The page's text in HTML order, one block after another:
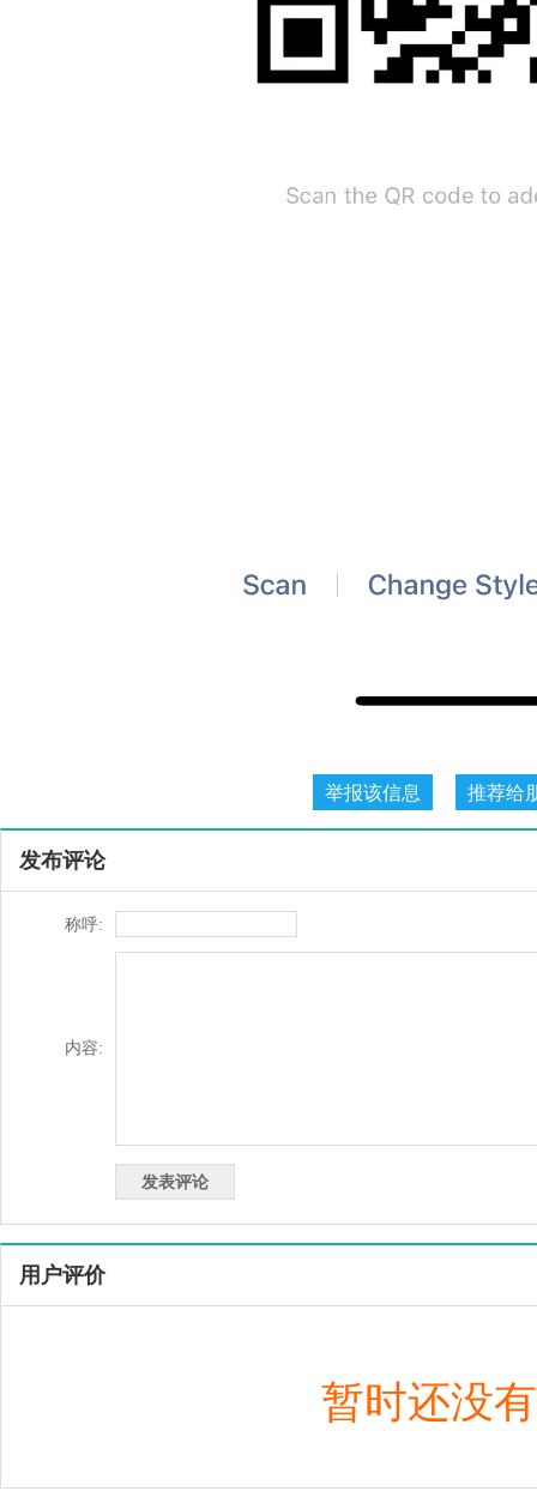
发布评论
称呼:
内容:
用户评价
暂时还没